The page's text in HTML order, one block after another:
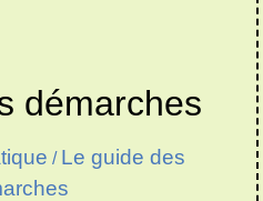
démarches
/ Le guide des